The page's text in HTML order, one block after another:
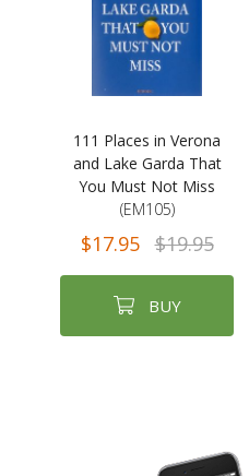
111 Places in Verona
and Lake Garda That
You Must Not Miss
(EM105)
$17.95 $19.95
BUY